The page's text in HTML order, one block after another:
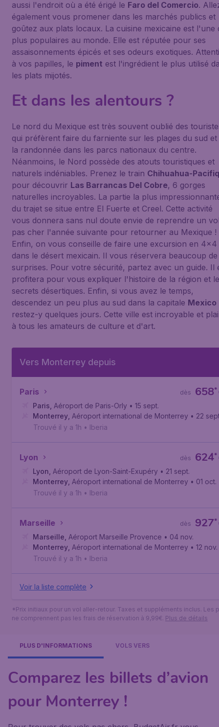
aussi l'endroit où a été érigé le Faro del Comercio.
également vous promener dans les marchés publics et
goûtez aux plats locaux. La cuisine mexicaine est l'une
plus populaires au monde. Elle est réputée pour ses
assaisonnements épicés et ses odeurs exotiques.
à vos papilles, le piment est l'ingrédient le plus utilisé
les plats mijotés.
Et dans les alentours ?
Le nord du Mexique est très souvent oublié des
qui préfèrent faire du farniente sur les plages du sud et
la randonnée dans les parcs nationaux du centre.
Néanmoins, le Nord possède des atouts touristiques et
naturels indéniables. Prenez le train Chihuahua-
pour découvrir Las Barrancas Del Cobre, 6 gorges
naturelles incroyables. La partie la plus
du trajet se situe entre El Fuerte et Creel. Cette activité
vous donnera sans nul doute envie de reprendre un
pas cher l'année suivante pour retourner au Mexique !
Enfin, on vous conseille de faire une excursion en 4x4
dans le désert mexicain. Il vous réservera beaucoup de
surprises. Pour votre sécurité, partez avec un guide. Il
profitera pour vous expliquer l'histoire de la région et
secrets désertiques. Enfin, si vous avez le temps,
descendez un peu plus au sud dans la capitale Mexico
restez-y quelques jours. Cette ville est incroyable et
à tous les amateurs de culture et d'art.
Vers Monterrey depuis
Paris 658*
dès
Paris Aéroport de Paris-Orly • 15 sept.
Monterrey Aéroport international de Monterrey • 22
Trouvé il y a 1h • Iberia
Lyon 624*
dès
Lyon Aéroport de Lyon-Saint-Exupéry • 21 sept.
Monterrey Aéroport international de Monterrey • 01 oct.
Trouvé il y a 1h • Iberia
Marseille 927*
dès
Marseille Aéroport Marseille Provence • 04 nov.
Monterrey Aéroport international de Monterrey • 12 nov.
Trouvé il y a 1h • Iberia
Voir la liste complète
*Prix initiaux pour un vol aller-retour. Taxes et suppléments inclus. Les
ne comprennent pas les frais de réservation à 9,99€. Plus de détails
PLUS D'INFORMATIONS VOLS VERS
Comparez les billets d’avion
pour Monterrey !